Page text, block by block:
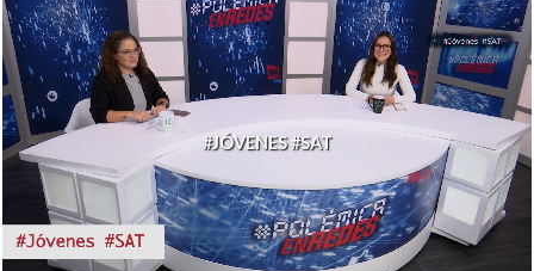
#JÓVENES #SAT